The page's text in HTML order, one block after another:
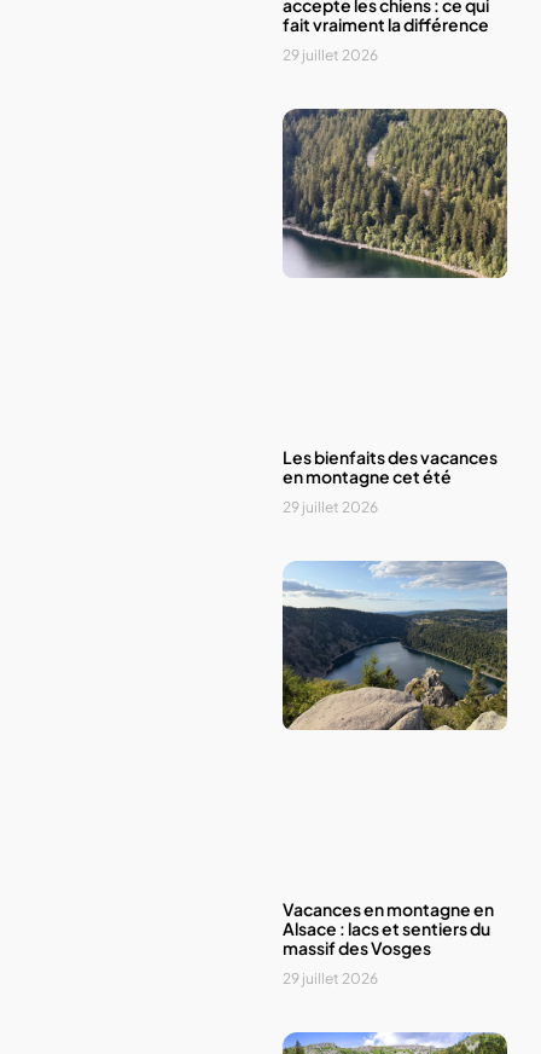
accepte les chiens : ce qui
fait vraiment la différence
29 juillet 2026
Les bienfaits des vacances
en montagne cet été
29 juillet 2026
Vacances en montagne en
Alsace : lacs et sentiers du
massif des Vosges
29 juillet 2026